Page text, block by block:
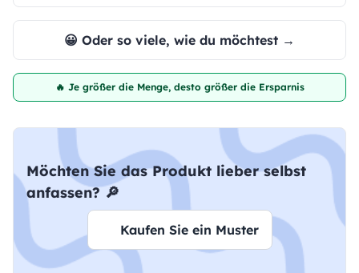
😀 Oder so viele, wie du möchtest →
🔥 Je größer die Menge, desto größer die Ersparnis
Möchten Sie das Produkt lieber selbst
anfassen? 🔎
Kaufen Sie ein Muster